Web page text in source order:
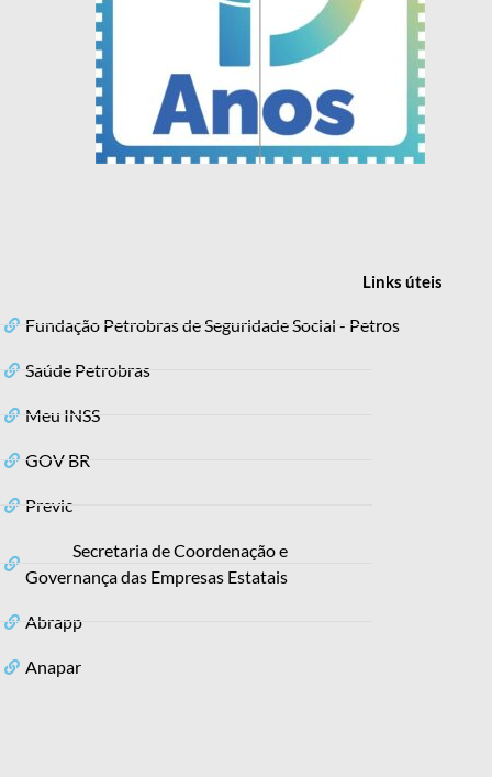
Linksúteis
Fundação Petrobras de Seguridade Social - Petros
Saúde Petrobras
Meu INSS
GOV BR
Previc
Secretaria de Coordenação e
Governança das Empresas Estatais
Abrapp
Anapar